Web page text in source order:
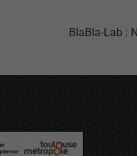
BlaBla-Lab :